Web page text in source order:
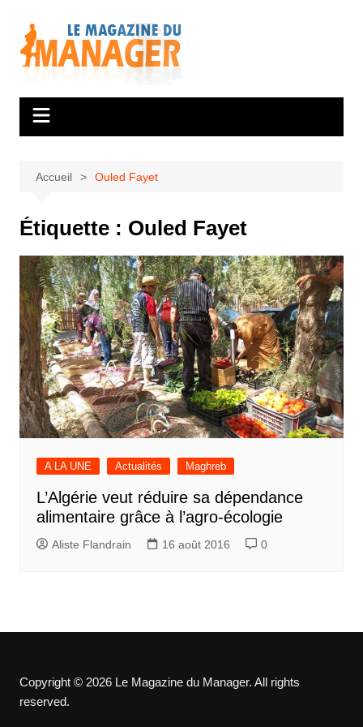
contenu
Accueil Ouled Fayet
Étiquette : Ouled Fayet
A LA UNE Actualités Maghreb
L’Algérie veut réduire sa dépendance
alimentaire grâce à l’agro-écologie
Aliste Flandrain 16 août 2016 0
Copyright © 2026 Le Magazine du Manager. All rights
reserved.